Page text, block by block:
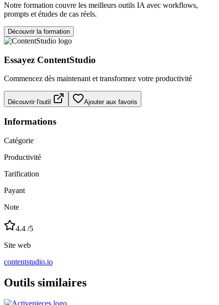
Notre formation couvre les meilleurs outils IA avec workflows,
prompts et études de cas réels.
Découvrir la formation
Essayez ContentStudio
Commencez dès maintenant et transformez votre productivité
Découvrir l'outil Ajouter aux favoris
Informations
Catégorie
Productivité
Tarification
Payant
Note
4.4 /5
Site web
contentstudio.io
Outils similaires